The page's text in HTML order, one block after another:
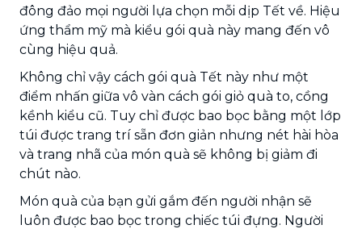
đông đảo mọi người lựa chọn mỗi dịp Tết về. Hiệu
ứng thẩm mỹ mà kiểu gói quà này mang đến vô
cùng hiệu quả.
Không chỉ vậy cách gói quà Tết này như một
điểm nhấn giữa vô vàn cách gói giỏ quà to, cồng
kềnh kiểu cũ. Tuy chỉ được bao bọc bằng một lớp
túi được trang trí sẵn đơn giản nhưng nét hài hòa
và trang nhã của món quà sẽ không bị giảm đi
chút nào.
Món quà của bạn gửi gắm đến người nhận sẽ
luôn được bao bọc trong chiếc túi đựng. Người